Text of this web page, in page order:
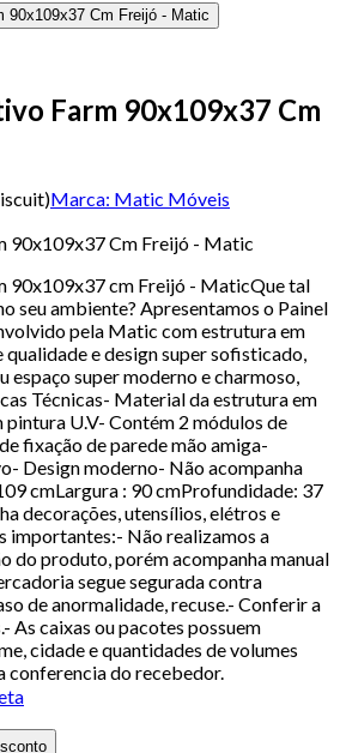
Farm 90x109x37 Cm
)Marca: Matic Móveis
90x109x37 Cm Freijó - Matic
90x109x37 cm Freijó - MaticQue tal
seu ambiente? Apresentamos o Painel
pela Matic com estrutura em
e design super sofisticado,
espaço super moderno e charmoso,
Técnicas- Material da estrutura em
U.V- Contém 2 módulos de
fixação de parede mão amiga-
Design moderno- Não acompanha
cmLargura : 90 cmProfundidade: 37
decorações, utensílios, elétros e
importantes:- Não realizamos a
do produto, porém acompanha manual
segue segurada contra
de anormalidade, recuse.- Conferir a
As caixas ou pacotes possuem
cidade e quantidades de volumes
conferencia do recebedor.